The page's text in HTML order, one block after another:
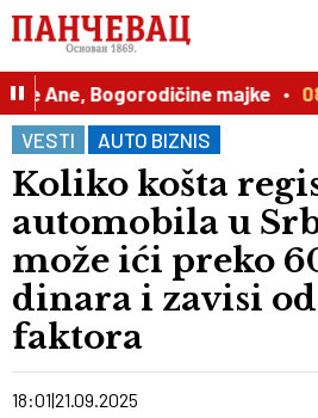
Ane, Bogorodičine majke
VESTI
AUTO BIZNIS
Koliko košta
automobila u
može ići preko
dinara i zavisi
faktora
18:01 21.09.2025